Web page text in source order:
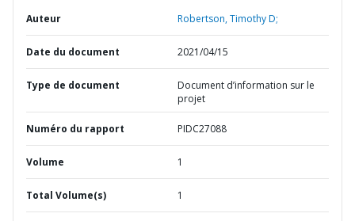
Auteur Robertson, Timothy D;
Date du document 2021/04/15
Type de document
Document d’information sur le
projet
Numéro du rapport PIDC27088
Volume 1
Total Volume(s) 1